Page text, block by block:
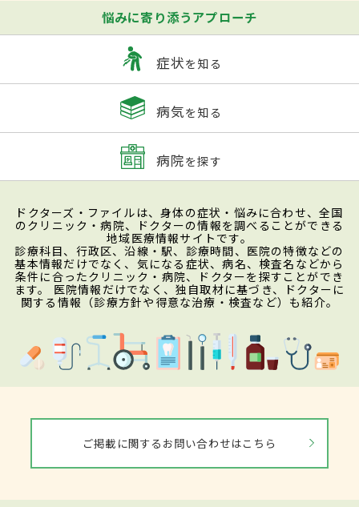
悩みに寄り添うアプローチ
症状を知る
病気を知る
病院を探す
ドクターズ・ファイルは、身体の症状・悩みに合わせ、全国
のクリニック・病院、ドクターの情報を調べることができる
地域医療情報サイトです。
診療科目、行政区、沿線・駅、診療時間、医院の特徴などの
基本情報だけでなく、気になる症状、病名、検査名などから
条件に合ったクリニック・病院、ドクターを探すことができ
ます。 医院情報だけでなく、独自取材に基づき、ドクターに
関する情報（診療方針や得意な治療・検査など）も紹介。
ご掲載に関するお問い合わせはこちら